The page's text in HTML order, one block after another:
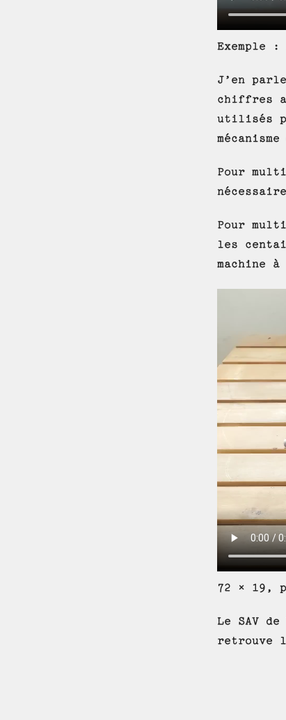
Exemple :
J’en
chiffres
utilisés
Pour
Pour
les
machine
72 × 19,
Le SAV
retrouve